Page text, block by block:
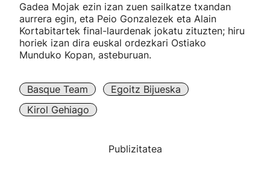
Gadea Mojak ezin izan zuen sailkatze txandan
aurrera egin, eta Peio Gonzalezek eta Alain
Kortabitartek final-laurdenak jokatu zituzten; hiru
horiek izan dira euskal ordezkari Ostiako
Munduko Kopan, asteburuan.
Basque Team
Egoitz Bijueska
Kirol Gehiago
Publizitatea